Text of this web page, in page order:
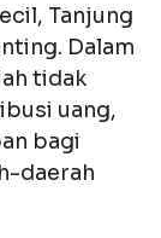
Tanjung
Dalam
tidak
uang,
bagi
daerah